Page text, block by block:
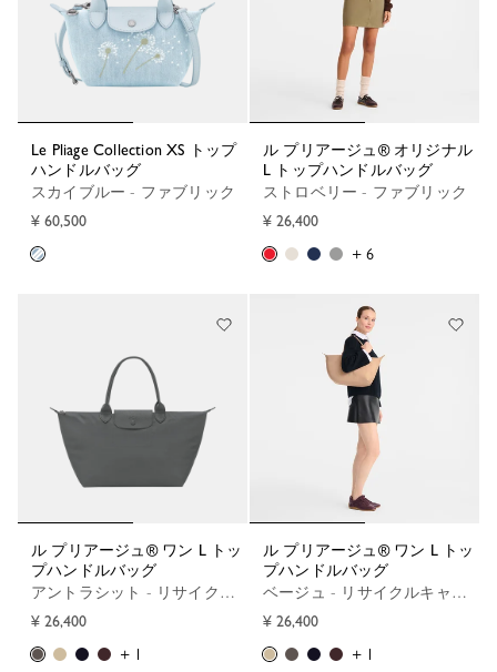
Le Pliage Collection XS トップ
ハンドルバッグ
スカイブルー - ファブリック
¥ 60,500
ル プリアージュ® オリジナル
L トップハンドルバッグ
ストロベリー - ファブリック
¥ 26,400
+ 6
ル プリアージュ® ワン L トッ
プハンドルバッグ
アントラシット - リサイクルキャンバス
¥ 26,400
+ 1
ル プリアージュ® ワン L トッ
プハンドルバッグ
ベージュ - リサイクルキャンバス
¥ 26,400
+ 1